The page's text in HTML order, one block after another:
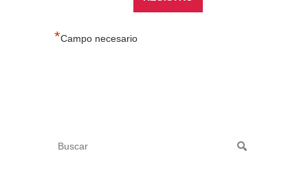
*Campo necesario